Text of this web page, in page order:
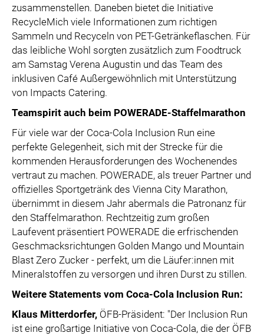
zusammenstellen. Daneben bietet die Initiative
RecycleMich viele Informationen zum richtigen
Sammeln und Recyceln von PET-Getränkeflaschen. Für
das leibliche Wohl sorgten zusätzlich zum Foodtruck
am Samstag Verena Augustin und das Team des
inklusiven Café Außergewöhnlich mit Unterstützung
von Impacts Catering.
Teamspirit auch beim POWERADE-Staffelmarathon
Für viele war der Coca-Cola Inclusion Run eine
perfekte Gelegenheit, sich mit der Strecke für die
kommenden Herausforderungen des Wochenendes
vertraut zu machen. POWERADE, als treuer Partner und
offizielles Sportgetränk des Vienna City Marathon,
übernimmt in diesem Jahr abermals die Patronanz für
den Staffelmarathon. Rechtzeitig zum großen
Laufevent präsentiert POWERADE die erfrischenden
Geschmacksrichtungen Golden Mango und Mountain
Blast Zero Zucker - perfekt, um die Läufer:innen mit
Mineralstoffen zu versorgen und ihren Durst zu stillen.
Weitere Statements vom Coca-Cola Inclusion Run:
Klaus Mitterdorfer, ÖFB-Präsident: "Der Inclusion Run
ist eine großartige Initiative von Coca-Cola, die der ÖFB